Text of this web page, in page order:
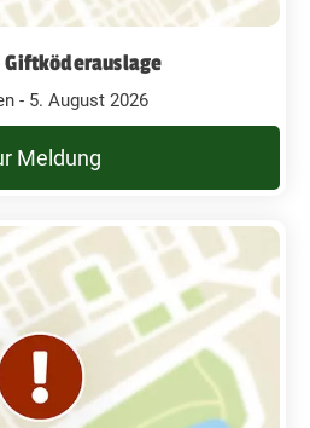
- 5. August 2026
Meldung